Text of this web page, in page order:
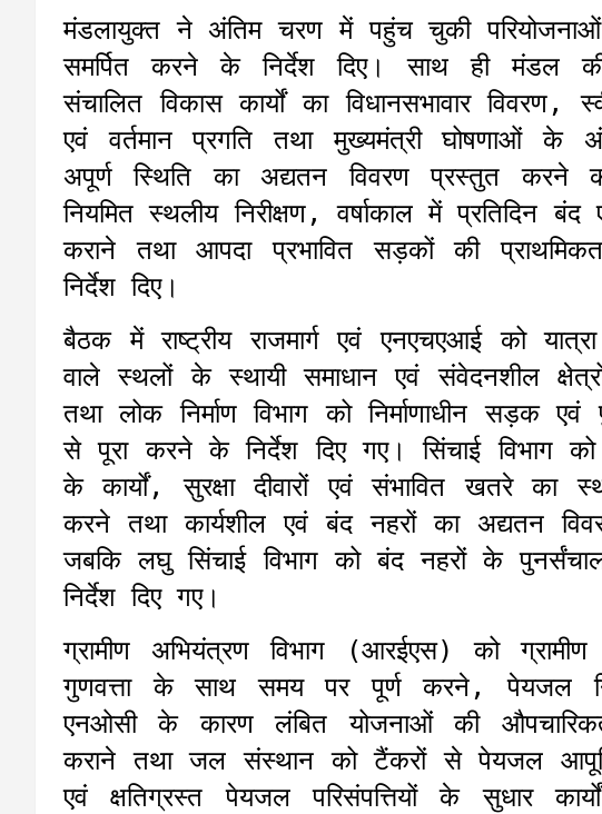
मंडलायुक्त ने अंतिम चरण में पहुंच चुकी
समर्पित करने के निर्देश दिए। साथ ही मंडल
संचालित विकास कार्यों का विधानसभावार विवरण,
एवं वर्तमान प्रगति तथा मुख्यमंत्री घोषणाओं के
अपूर्ण स्थिति का अद्यतन विवरण प्रस्तुत करने
नियमित स्थलीय निरीक्षण, वर्षाकाल में प्रतिदिन
कराने तथा आपदा प्रभावित सड़कों की
निर्देश दिए।
बैठक में राष्ट्रीय राजमार्ग एवं एनएचएआई को
वाले स्थलों के स्थायी समाधान एवं संवेदनशील
तथा लोक निर्माण विभाग को निर्माणाधीन सड़क
से पूरा करने के निर्देश दिए गए। सिंचाई विभाग
के कार्यों, सुरक्षा दीवारों एवं संभावित खतरे का
करने तथा कार्यशील एवं बंद नहरों का अद्यतन
जबकि लघु सिंचाई विभाग को बंद नहरों के
निर्देश दिए गए।
ग्रामीण अभियंत्रण विभाग (आरईएस) को ग्रामीण
गुणवत्ता के साथ समय पर पूर्ण करने, पेयजल
एनओसी के कारण लंबित योजनाओं की
कराने तथा जल संस्थान को टैंकरों से पेयजल आपूर्ति
एवं क्षतिग्रस्त पेयजल परिसंपत्तियों के सुधार